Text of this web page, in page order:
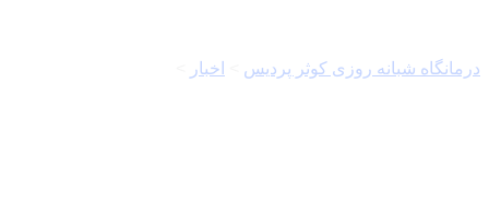
درمانگاه شبانه روزی کوثر پردیس اخبار